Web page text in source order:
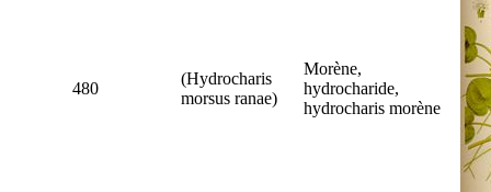
480
(Hydrocharis
morsus ranae)
Morène,
hydrocharide,
hydrocharis morène